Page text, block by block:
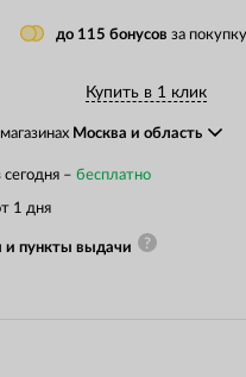
Купить в 1 клик
до 115 бонусов за покупку
Москва и область
сегодня – бесплатно
1 дня
и пункты выдачи